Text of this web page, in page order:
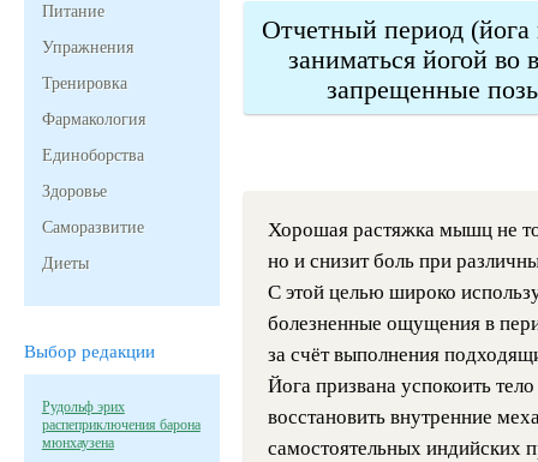
Питание
Упражнения
Тренировка
Фармакология
Единоборства
Здоровье
Саморазвитие
Диеты
Выбор редакции
Рудольф эрих
распеприключения барона
мюнхаузена
Отчетный период
заниматься йогой
запрещенные
Хорошая растяжка мышц не
но и снизит боль при
С этой целью широко
болезненные ощущения в
за счёт выполнения
Йога призвана успокоить
восстановить внутренние
самостоятельных индийских